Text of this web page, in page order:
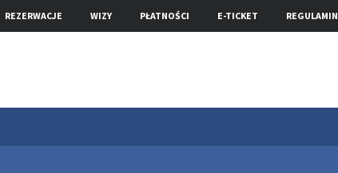
REZERWACJE WIZY PŁATNOŚCI E-TICKET REGULAMIN